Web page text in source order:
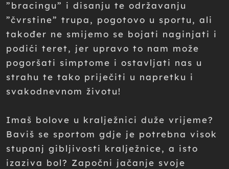
”bracingu” i disanju te održavanju
”čvrstine” trupa, pogotovo u sportu, ali
također ne smijemo se bojati naginjati i
podići teret, jer upravo to nam može
pogoršati simptome i ostavljati nas u
strahu te tako priječiti u napretku i
svakodnevnom životu!
Imaš bolove u kralježnici duže vrijeme?
Baviš se sportom gdje je potrebna visok
stupanj gibljivosti kralježnice, a isto
izaziva bol? Započni jačanje svoje